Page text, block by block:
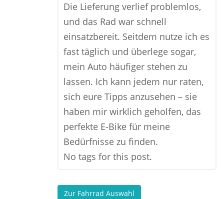
Die Lieferung verlief problemlos,
und das Rad war schnell
einsatzbereit. Seitdem nutze ich es
fast täglich und überlege sogar,
mein Auto häufiger stehen zu
lassen. Ich kann jedem nur raten,
sich eure Tipps anzusehen – sie
haben mir wirklich geholfen, das
perfekte E-Bike für meine
Bedürfnisse zu finden.
No tags for this post.
Zur Fahrrad Auswahl